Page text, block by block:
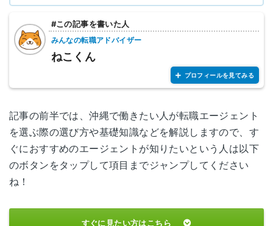
#この記事を書いた人
みんなの転職アドバイザー
ねこくん
プロフィールを見てみる
記事の前半では、沖縄で働きたい人が転職エージェント
を選ぶ際の選び方や基礎知識などを解説しますので、す
ぐにおすすめのエージェントが知りたいという人は以下
のボタンをタップして項目までジャンプしてください
ね！
すぐに見たい方はこちら